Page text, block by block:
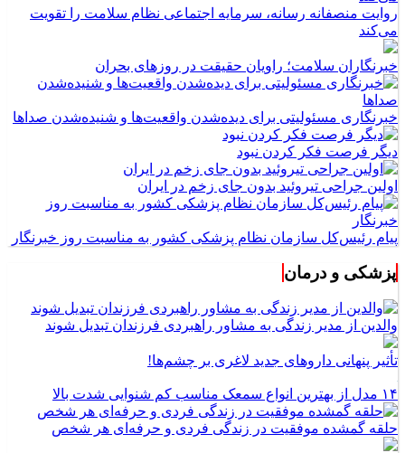
روایت منصفانه رسانه، سرمایه اجتماعی نظام سلامت را تقویت
می‌کند
خبرنگاران سلامت؛ راویان حقیقت در روزهای بحران
خبرنگاری مسئولیتی برای دیده‌شدن واقعیت‌ها و شنیده‌شدن صداها
دیگر فرصت فکر کردن نبود
اولین جراحی تیروئید بدون جای زخم در ایران
پیام رئیس‌کل سازمان نظام پزشکی کشور به مناسبت روز خبرنگار
پزشکی و درمان
والدین از مدیر زندگی به مشاور راهبردی فرزندان تبدیل شوند
تأثیر پنهانی داروهای جدید لاغری بر چشم‌ها!
۱۴ مدل از بهترین انواع سمعک مناسب کم شنوایی شدت بالا
حلقه گمشده موفقیت در زندگی فردی و حرفه‌ای هر شخص